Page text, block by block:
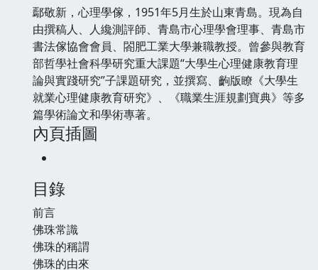
鄢敬新，心理學傢，1951年5月生於山東青島。現為自
由撰稿人、人纔測評師、青島市心理學會理事、青島市
書法傢協會會員、閤肥工業大學兼職教授。曾參與教育
部哲學社會科學研究重大課題“大學生心理健康教育理
論與實踐研究”子課題研究，並撰寫、齣版瞭《大學生
就業心理健康教育研究》、《職業生涯規劃寶典》等多
篇學術論文和學術專著。
內頁插圖
目錄
前言
佛珠常識
佛珠的稱謂
佛珠的由來